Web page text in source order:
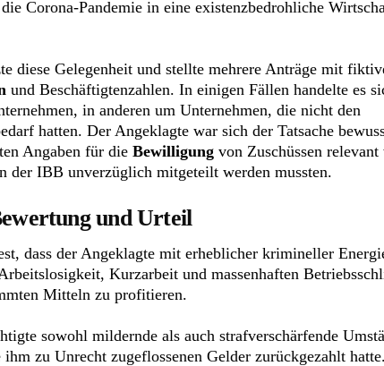
Corona-Pandemie in eine existenzbedrohliche
diese Gelegenheit und stellte mehrere Anträge mit
und Beschäftigtenzahlen. In einigen Fällen handelte es
in anderen um Unternehmen, die nicht den
hatten. Der Angeklagte war sich der Tatsache
Angaben für die Bewilligung von Zuschüssen relevant
der IBB unverzüglich mitgeteilt werden mussten.
und Urteil
dass der Angeklagte mit erheblicher krimineller
Kurzarbeit und massenhaften
Mitteln zu profitieren.
sowohl mildernde als auch strafverschärfende
ihm zu Unrecht zugeflossenen Gelder zurückgezahlt